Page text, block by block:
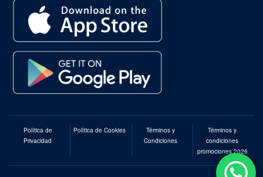
Política de
Privacidad
Política de Cookies
Términos y
Condiciones
Términos y
condiciones
promociones 2026